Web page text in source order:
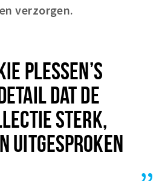
verzorgen.
PLESSEN’S
DAT DE
STERK,
UITGESPROKEN